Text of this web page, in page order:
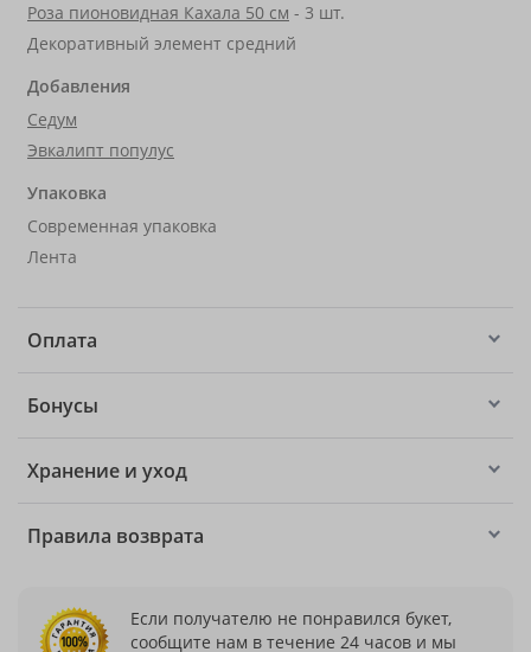
Роза пионовидная Кахала 50 см - 3 шт.
Декоративный элемент средний
Добавления
Седум
Эвкалипт популус
Упаковка
Современная упаковка
Лента
Оплата
Бонусы
Хранение и уход
Правила возврата
Если получателю не понравился букет,
сообщите нам в течение 24 часов и мы